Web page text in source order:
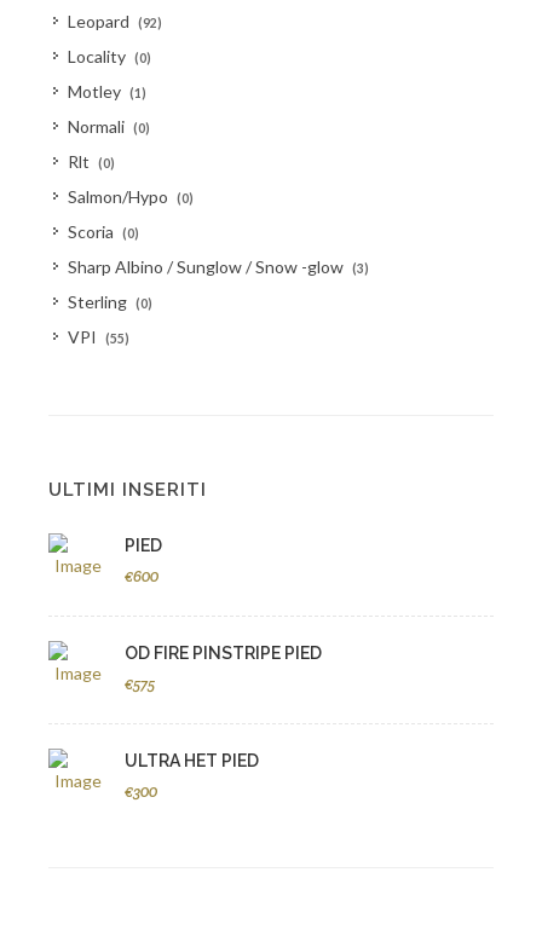
Leopard (92)
Locality (0)
Motley (1)
Normali (0)
Rlt (0)
Salmon/Hypo (0)
Scoria (0)
Sharp Albino / Sunglow / Snow -glow (3)
Sterling (0)
VPI (55)
ULTIMI INSERITI
PIED
€600
OD FIRE PINSTRIPE PIED
€575
ULTRA HET PIED
€300